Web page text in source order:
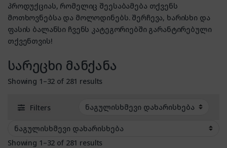
პროდუქციას, რომელიც შეესაბამება თქვენს
მოთხოვნებსა და მოლოდინებს. შერჩევა, ხარისხი და
ფასის ბალანსი ჩვენს კატეგორიებში გარანტირებული
თქვენთვის!
სარეცხი მანქანა
Showing 1–32 of 281 results
Filters
Showing 1–32 of 281 results